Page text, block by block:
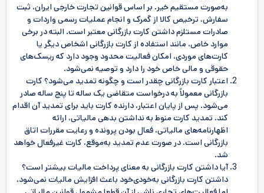
به‌صورت مستقیم خیر. بر اساس قوانین تجارت خارجی ایران، ثبت
سفارش، ترخیص کالا از گمرک و انجام عملیات رسمی واردات و
صادرات مستلزم داشتن کارت بازرگانی معتبر است. البته در برخی
موارد خاص، مانند استفاده از کارت بازرگانی اشخاص دیگر یا
کارت‌های موردی، امکان فعالیت محدود وجود دارد که ریسک‌های
حقوقی و مالی خاص خود را دارد و توصیه نمی‌شود.
اعتبار کارت بازرگانی چقدر است و چگونه تمدید می‌شود؟ کارت
بازرگانی معمولاً به درخواست متقاضی یک‌ ساله تا پنج ساله صادر
می‌شود. پس از پایان اعتبار، دارنده کارت باید برای تمدید آن اقدام
کند. تمدید کارت منوط به نداشتن بدهی مالیاتی، ارائه
اظهارنامه‌های مالیاتی، فعال بودن پرونده و رعایت مقررات اتاق
بازرگانی است. در صورت عدم تمدید به‌موقع، کارت غیرفعال خواهد
شد.
آیا داشتن کارت بازرگانی به معنای پرداخت مالیات بیشتر است؟
داشتن کارت بازرگانی به‌خودی‌خود باعث افزایش مالیات نمی‌شود،